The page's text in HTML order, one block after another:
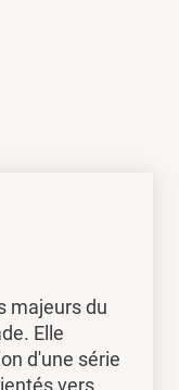
majeurs du
Elle
d'une série
vers